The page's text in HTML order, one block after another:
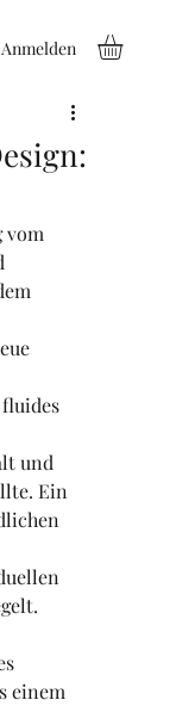
Anmelden
vom
und
Ein
einem